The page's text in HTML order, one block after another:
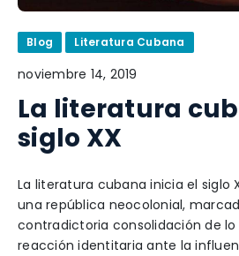
Blog Literatura Cubana
noviembre 14, 2019
La literatura
siglo XX
La literatura cubana inicia el siglo
una república neocolonial,
contradictoria consolidación de
reacción identitaria ante la